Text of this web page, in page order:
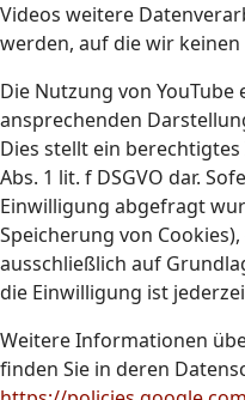
Videos weitere
werden, auf die wir keinen
Die Nutzung von
ansprechenden
Dies stellt ein
Abs. 1 lit. f DSGVO dar.
Einwilligung abgefragt
Speicherung von
ausschließlich auf
die Einwilligung ist
Weitere Informationen
finden Sie in deren